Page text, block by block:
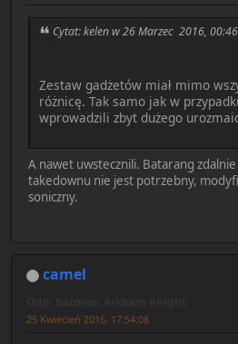
Cytat: kelen w 26 Marzec 2016,
Zestaw gadżetów miał mimo
różnicę. Tak samo jak w
wprowadzili zbyt dużego
A nawet uwstecznili. Batarang
takedownu nie jest potrzebny,
soniczny.
camel
25 Kwiecień 2016, 17:54:08